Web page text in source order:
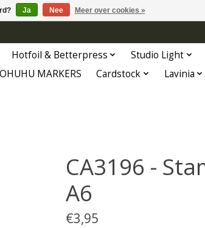
Hotfoil & Betterpress Studio Light
OHUHU MARKERS Cardstock Lavinia
CA3196 -
A6
€3,95
Ja Nee Meer over cookies »